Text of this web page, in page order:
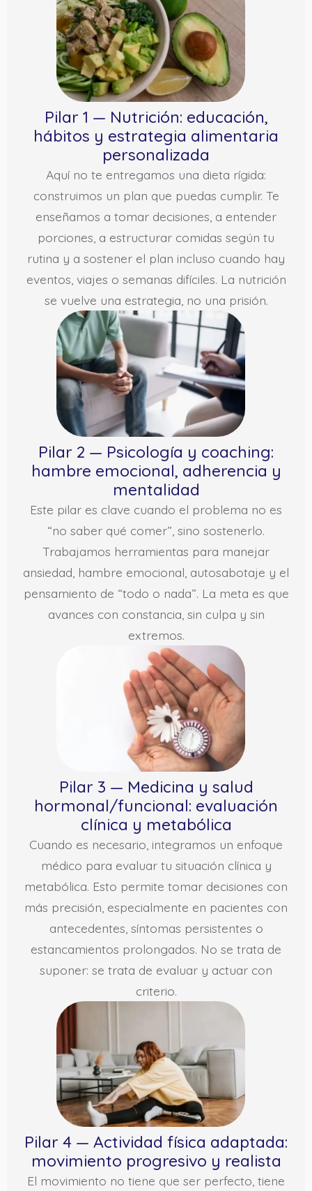
Pilar 1 — Nutrición: educación,
hábitos y estrategia alimentaria
personalizada
Aquí no te entregamos una dieta rígida:
construimos un plan que puedas cumplir. Te
enseñamos a tomar decisiones, a entender
porciones, a estructurar comidas según tu
rutina y a sostener el plan incluso cuando hay
eventos, viajes o semanas difíciles. La nutrición
se vuelve una estrategia, no una prisión.
Pilar 2 — Psicología y coaching:
hambre emocional, adherencia y
mentalidad
Este pilar es clave cuando el problema no es
“no saber qué comer”, sino sostenerlo.
Trabajamos herramientas para manejar
ansiedad, hambre emocional, autosabotaje y el
pensamiento de “todo o nada”. La meta es que
avances con constancia, sin culpa y sin
extremos.
Pilar 3 — Medicina y salud
hormonal/funcional: evaluación
clínica y metabólica
Cuando es necesario, integramos un enfoque
médico para evaluar tu situación clínica y
metabólica. Esto permite tomar decisiones con
más precisión, especialmente en pacientes con
antecedentes, síntomas persistentes o
estancamientos prolongados. No se trata de
suponer: se trata de evaluar y actuar con
criterio.
Pilar 4 — Actividad física adaptada:
movimiento progresivo y realista
El movimiento no tiene que ser perfecto, tiene